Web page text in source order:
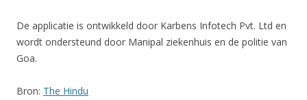
De applicatie is ontwikkeld door Karbens Infotech Pvt. Ltd en
wordt ondersteund door Manipal ziekenhuis en de politie van
Goa.
Bron: The Hindu